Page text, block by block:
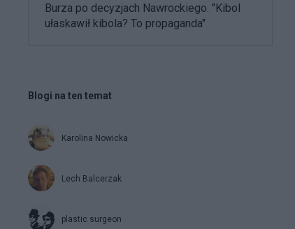
Burza po decyzjach Nawrockiego. "Kibol
ułaskawił kibola? To propaganda"
Blogi na ten temat
Karolina Nowicka
Lech Balcerzak
plastic surgeon